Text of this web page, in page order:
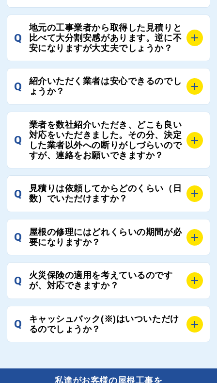
し、総合的に判断ください。
また、選定に迷った際などは屋根コネクト事務局へご
連絡いただければ、お客様の屋根修理を全面的にフォ
ローさせていただきます。お気軽にご相談ください。
全国300社以上の登録業者がございますので、プラス
でご紹介の要望をいただければ、即時屋根コネクトに
て対応させていただきます。お気軽にお申し付けくだ
Q
地元の工事業者から取得した見積りと
比べて大分割安感があります。逆に不
安になりますが大丈夫でしょうか？
残念ながら、リフォーム業界は費用の内訳に不透明な
部分が多く、一見同じ工事でも１００万円以上の差が
屋根コネクトではそのような不安を抱えてしまう屋根
の修理において、適正で公正な工事業者選びのお手伝
いをさせていただくサイトでございます。
まだまだそのような業界だからこそ比較が重要になり
ますので、是非屋根コネクトを活用ください。
Q
紹介いただく業者は安心できるのでし
ょうか？
屋根コネクトでは、お客様の安心を支える「優良工事
業者チェック制度」を設けております。
屋根コネクトにて定期的にお客様アンケートを実施
し、そこで評価の低かった業者は事実確認の上で、屋
根コネクトの判断により即時登録を解除できる契約と
優良業者のみをご紹介できる体制により、お客様の安
心と信頼を維持しております。
Q
業者を数社紹介いただき、どこも良い
対応をいただきました。その分、決定
した業者以外への断りがしづらいので
すが、連絡をお願いできますか？
屋根コネクトにお任せください。屋根コネクトでは、
工事業者へのお断りも無料で代行しております。
れる必要はございませんので、いつでもお気軽にご相
談ください。
Q
見積りは依頼してからどのくらい（日
数）でいただけますか？
工事業者にもよりますが、おおよそ現地調査後3日～1
週間前後にはお届けできます。
ご連絡いただき、屋根コネクトから直ちに紹介の工事
業者へ状況確認の連絡をし、即時対応するよう指示を
いたしますので、お気軽にお申し付けください。
Q
屋根の修理にはどれくらいの期間が必
要になりますか？
工事業者の状況や屋根の状態、工事の内容、天候によ
って工事期間は変わりますが、目安としては、おおよ
また、急ぎの場合などは屋根コネクトとしても全面的
にご協力いたしますので、ご相談ください。可能な限
り期間を短縮できる状況の工事業者を選定させていた
だきます。
Q
火災保険の適用を考えているのです
が、対応できますか？
風災補償を適用される場合は、専門家による視察と必
Q
キャッシュバック(※)はいついただけ
るのでしょうか？
了しましたら、キャッシュバック(※)申込みフォーム
に各項目を入力いただいた上で送信してください。
私達がお客様の屋根工事を